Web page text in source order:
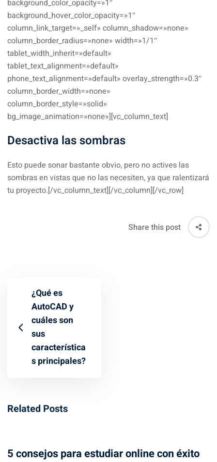
background_color_opacity=»1″
background_hover_color_opacity=»1″
column_link_target=»_self» column_shadow=»none»
column_border_radius=»none» width=»1/1″
tablet_width_inherit=»default»
tablet_text_alignment=»default»
phone_text_alignment=»default» overlay_strength=»0.3″
column_border_width=»none»
column_border_style=»solid»
bg_image_animation=»none»][vc_column_text]
Desactiva las sombras
Esto puede sonar bastante obvio, pero no actives las
sombras en vistas que no las necesiten, ya que ralentizará
tu proyecto.[/vc_column_text][/vc_column][/vc_row]
Share this post
¿Qué es
AutoCAD y
cuáles son
sus
característica
s principales?
Related Posts
5 consejos para estudiar online con éxito